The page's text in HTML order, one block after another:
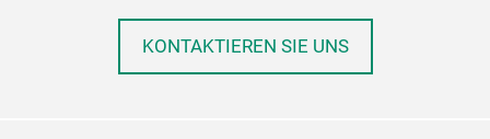
KONTAKTIEREN SIE UNS